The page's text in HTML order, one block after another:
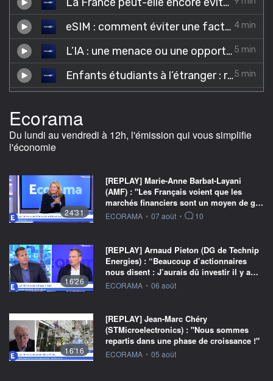
Ecorama
Du lundi au vendredi à 12h, l'émission qui vous simplifie
l'économie
24'31
[REPLAY] Marie-Anne Barbat-Layani
(AMF) : "Les Français voient que les
marchés financiers sont un moyen de g…
information fournie par
ECORAMA • 07 août • 10
16'26
[REPLAY] Arnaud Pieton (DG de Technip
Energies) : “Beaucoup d’actionnaires
nous disent : J’aurais dû investir il y a…
information fournie par
ECORAMA • 06 août
16'16
[REPLAY] Jean-Marc Chéry
(STMicroelectronics) : "Nous sommes
repartis dans une phase de croissance !"
information fournie par
ECORAMA • 05 août